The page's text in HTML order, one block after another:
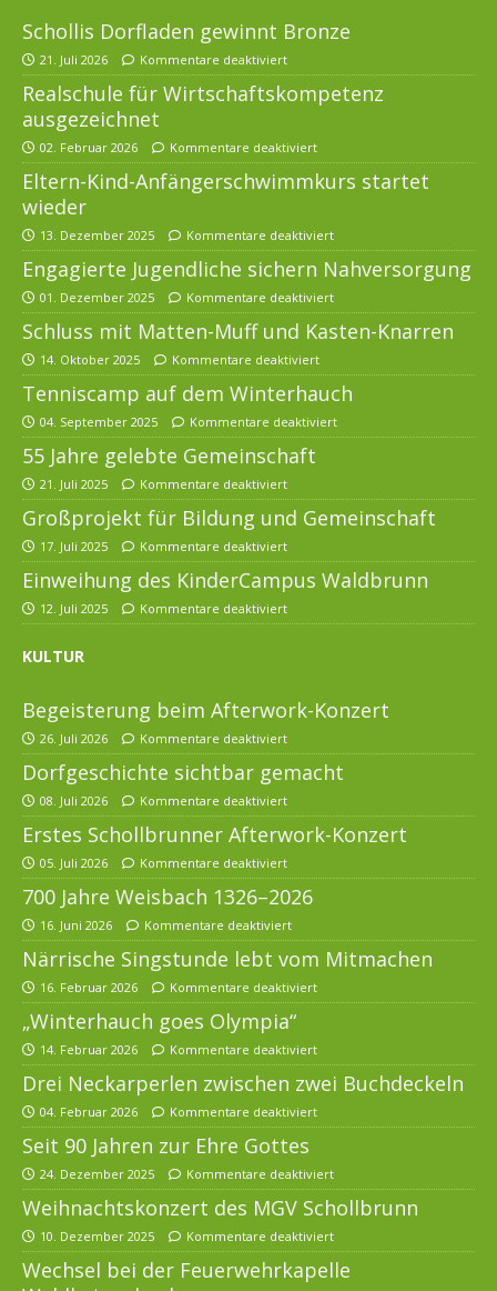
Schollis Dorfladen gewinnt Bronze
21. Juli 2026 Kommentare deaktiviert
Realschule für Wirtschaftskompetenz
ausgezeichnet
02. Februar 2026 Kommentare deaktiviert
Eltern-Kind-Anfängerschwimmkurs startet
wieder
13. Dezember 2025 Kommentare deaktiviert
Engagierte Jugendliche sichern Nahversorgung
01. Dezember 2025 Kommentare deaktiviert
Schluss mit Matten-Muff und Kasten-Knarren
14. Oktober 2025 Kommentare deaktiviert
Tenniscamp auf dem Winterhauch
04. September 2025 Kommentare deaktiviert
55 Jahre gelebte Gemeinschaft
21. Juli 2025 Kommentare deaktiviert
Großprojekt für Bildung und Gemeinschaft
17. Juli 2025 Kommentare deaktiviert
Einweihung des KinderCampus Waldbrunn
12. Juli 2025 Kommentare deaktiviert
KULTUR
Begeisterung beim Afterwork-Konzert
26. Juli 2026 Kommentare deaktiviert
Dorfgeschichte sichtbar gemacht
08. Juli 2026 Kommentare deaktiviert
Erstes Schollbrunner Afterwork-Konzert
05. Juli 2026 Kommentare deaktiviert
700 Jahre Weisbach 1326–2026
16. Juni 2026 Kommentare deaktiviert
Närrische Singstunde lebt vom Mitmachen
16. Februar 2026 Kommentare deaktiviert
„Winterhauch goes Olympia“
14. Februar 2026 Kommentare deaktiviert
Drei Neckarperlen zwischen zwei Buchdeckeln
04. Februar 2026 Kommentare deaktiviert
Seit 90 Jahren zur Ehre Gottes
24. Dezember 2025 Kommentare deaktiviert
Weihnachtskonzert des MGV Schollbrunn
10. Dezember 2025 Kommentare deaktiviert
Wechsel bei der Feuerwehrkapelle